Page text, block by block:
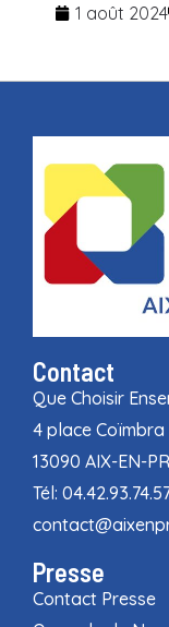
1 août 2024
Contact
Que Choisir
4 place
13090 AIX-EN-
Tél:
Presse
Contact Presse